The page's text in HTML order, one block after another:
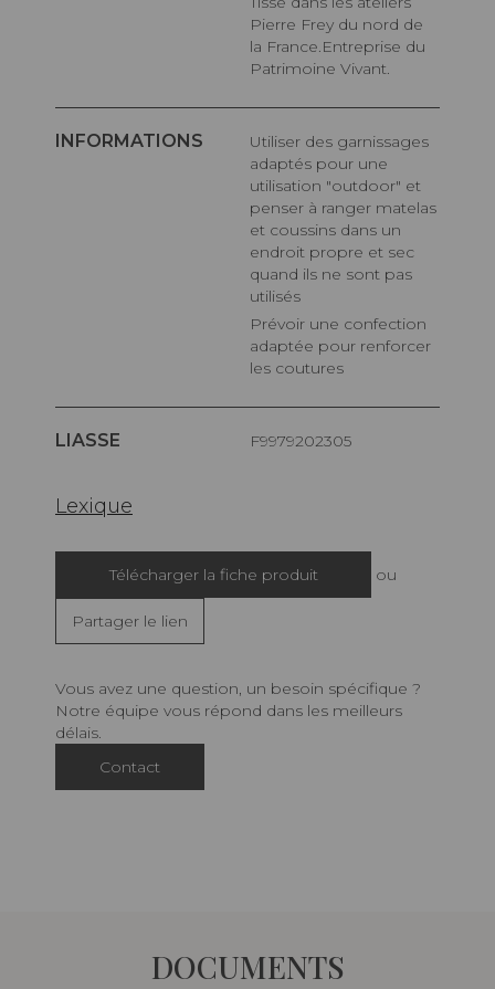
Pierre Frey du nord de
la France.Entreprise du
Patrimoine Vivant.
INFORMATIONS
Utiliser des garnissages
adaptés pour une
utilisation "outdoor" et
penser à ranger matelas
et coussins dans un
endroit propre et sec
quand ils ne sont pas
utilisés
Prévoir une confection
adaptée pour renforcer
les coutures
LIASSE F9979202305
Lexique
Télécharger la fiche produit ou
Partager le lien
Vous avez une question, un besoin spécifique ?
Notre équipe vous répond dans les meilleurs
délais.
Contact
DOCUMENTS